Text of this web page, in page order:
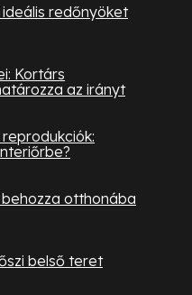
redőnyöket
Kortárs
az irányt
otthonába
belső teret